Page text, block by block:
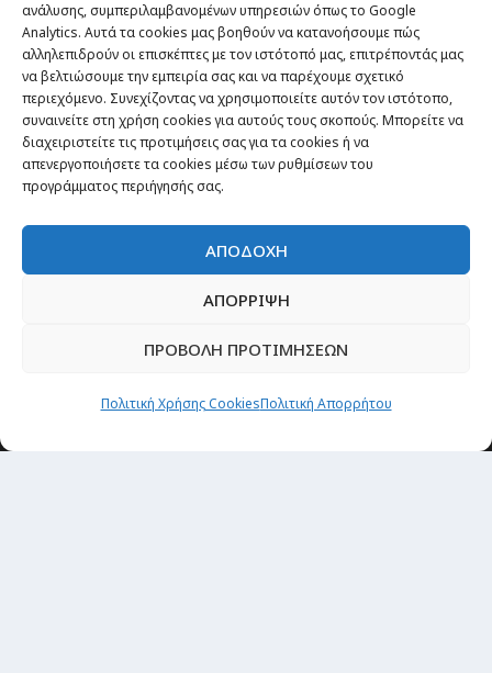
ανάλυσης, συμπεριλαμβανομένων υπηρεσιών όπως το Google
Analytics. Αυτά τα cookies μας βοηθούν να κατανοήσουμε πώς
αλληλεπιδρούν οι επισκέπτες με τον ιστότοπό μας, επιτρέποντάς μας
να βελτιώσουμε την εμπειρία σας και να παρέχουμε σχετικό
περιεχόμενο. Συνεχίζοντας να χρησιμοποιείτε αυτόν τον ιστότοπο,
συναινείτε στη χρήση cookies για αυτούς τους σκοπούς. Μπορείτε να
διαχειριστείτε τις προτιμήσεις σας για τα cookies ή να
απενεργοποιήσετε τα cookies μέσω των ρυθμίσεων του
προγράμματος περιήγησής σας.
ΑΠΟΔΟΧΗ
ΑΠΟΡΡΙΨΗ
ΠΡΟΒΟΛΗ ΠΡΟΤΙΜΗΣΕΩΝ
Πολιτική Χρήσης CookiesΠολιτική Απορρήτου